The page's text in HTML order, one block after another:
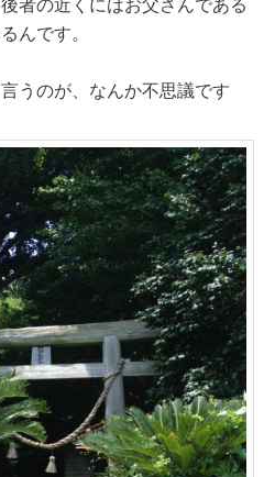
んです。
うのが、なんか不思議です